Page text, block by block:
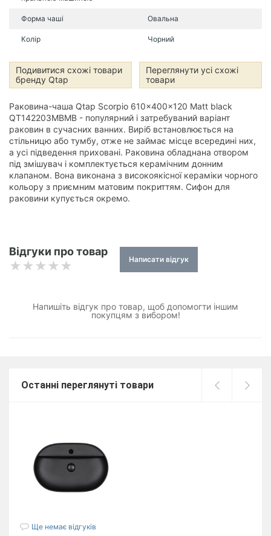
Форма чаші Овальна
Колір Чорний
Подивитися схожі товари
бренду Qtap
Переглянути усі схожі
товари
Раковина-чаша Qtap Scorpio 610x400x120 Matt black
QT142203MBMB - популярний і затребуваний варіант
раковин в сучасних ванних. Виріб встановлюється на
стільницю або тумбу, отже не займає місце всередині них,
а усі підведення приховані. Раковина обладнана отвором
під змішувач і комплектується керамічним донним
клапаном. Вона виконана з високоякісної кераміки чорного
кольору з приємним матовим покриттям. Сифон для
раковини купується окремо.
Відгуки про товар
Написати відгук
Напишіть відгук про товар, щоб допомогти іншим
покупцям з вибором!
Останні переглянуті товари
Ще немає відгуків